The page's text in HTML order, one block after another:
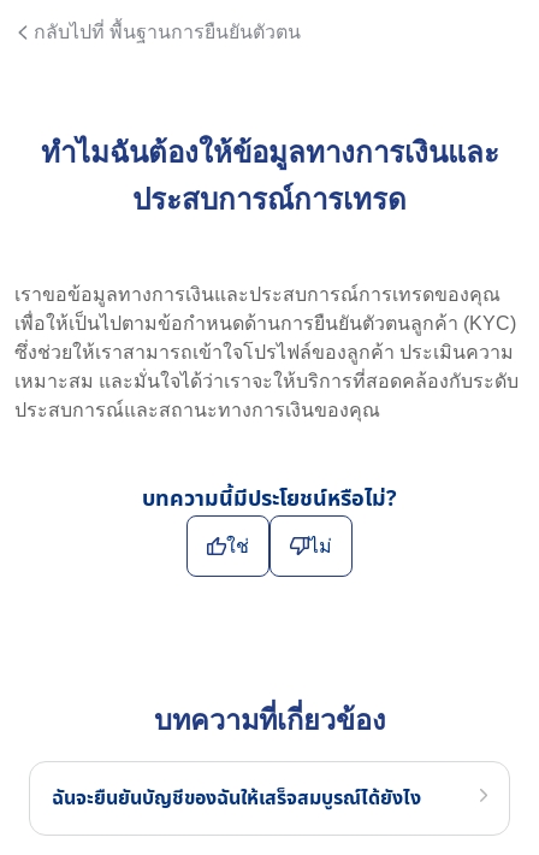
กลับไปที่ พื้นฐานการยืนยันตัวตน
ทำไมฉันต้องให้ข้อมูลทางการเงินและ
ประสบการณ์การเทรด
เราขอข้อมูลทางการเงินและประสบการณ์การเทรดของคุณ
เพื่อให้เป็นไปตามข้อกำหนดด้านการยืนยันตัวตนลูกค้า (KYC)
ซึ่งช่วยให้เราสามารถเข้าใจโปรไฟล์ของลูกค้า ประเมินความ
เหมาะสม และมั่นใจได้ว่าเราจะให้บริการที่สอดคล้องกับระดับ
ประสบการณ์และสถานะทางการเงินของคุณ
บทความนี้มีประโยชน์หรือไม่?
ใช่ ไม่
บทความที่เกี่ยวข้อง
ฉันจะยืนยันบัญชีของฉันให้เสร็จสมบูรณ์ได้ยังไง